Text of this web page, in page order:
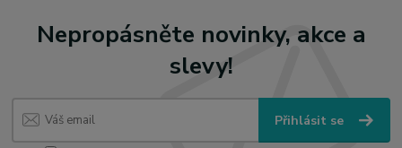
Nepropásněte novinky, akce a
slevy!
Přihlásit se